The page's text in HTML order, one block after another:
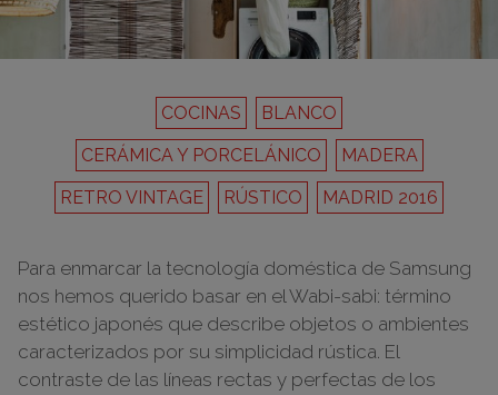
COCINAS
BLANCO
CERÁMICA Y PORCELÁNICO
MADERA
RETRO VINTAGE
RÚSTICO MADRID 2016
Para enmarcar la tecnología doméstica de Samsung
nos hemos querido basar en el Wabi-sabi: término
estético japonés que describe objetos o ambientes
caracterizados por su simplicidad rústica. El
contraste de las líneas rectas y perfectas de los